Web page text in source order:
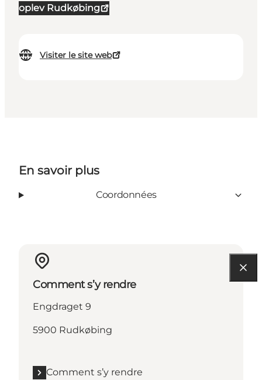
oplev Rudkøbing
Visiter le site web
En savoir plus
Coordonnées
Comment s’y rendre
Engdraget 9
5900 Rudkøbing
Comment s’y rendre